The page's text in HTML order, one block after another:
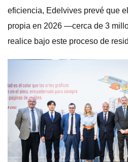
eficiencia, Edelvives prevé que
propia en 2026 —cerca de 3
realice bajo este proceso de